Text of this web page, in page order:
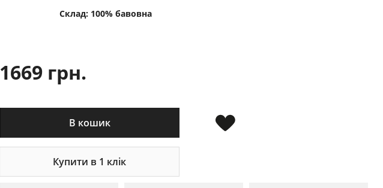
Склад: 100% бавовна
1669 грн.
В кошик
Купити в 1 клік